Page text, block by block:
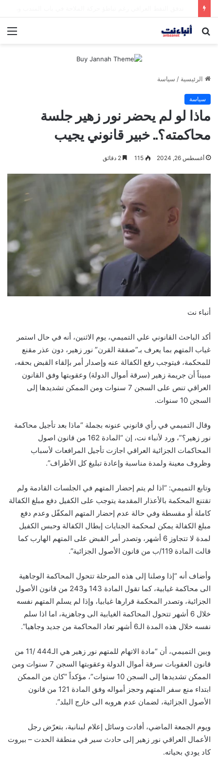
بحث
الرئيسية / سياسة
سياسة
ماذا لو لم يحضر نور زهير جلسة
محاكمته؟.. خبير قانوني يجيب
أغسطس 26, 2024 115
أنباء نت
أكد الباحث القانوني علي التميمي، يوم الاثنين، أنه في حال استمر
غياب المتهم بما يعرف بـ”صفقة القرن” نور زهير، دون عذر مقنع
للمحكمة، فيتوجب رفع الكفالة عنه وإصدار أمر بإلقاء القبض بحقه،
مبيناً أن جريمة زهير (سرقة أموال الدولة) وعقوبتها وفق القانون
العراقي تنص على السجن 7 سنوات ومن الممكن تشديدها إلى
السجن 10 سنوات.
وقال التميمي في رأي قانوني عنونه بجملة “ماذا بعد تأجيل محاكمة
نور زهير؟”، ورد لأنباء نت، إن “المادة 162 من قانون اصول
المحاكمات الجزائية العراقي اجازت تأجيل المرافعات لأسباب
وظروف معينة ولمدة مناسبة وإعادة تبليغ كل الأطراف”.
وتابع التميمي: “اذا لم يتم إحضار المتهم في الجلسات القادمة ولم
تقتنع المحكمة بالأعذار المقدمة يتوجب على الكفيل دفع مبلغ الكفالة
كاملة أو مقسطة وفي حالة عدم إحضار المتهم المكفّل وعدم دفع
مبلغ الكفالة يمكن لمحكمة الجنايات إبطال الكفالة وحبس الكفيل
لمدة لا تتجاوز 6 أشهر، وتصدر أمر القبض على المتهم الهارب كما
قالت المادة 119/ب من قانون الأصول الجزائية”.
وأضاف أنه “إذا وصلنا إلى هذه المرحلة تتحول المحاكمة الوجاهية
الى محاكمة غيابية، كما تقول المادة 143 و243 من قانون الأصول
الجزائية، وتصدر المحكمة قرارها غيابيا، وإذا لم يسلم المتهم نفسه
خلال 6 أشهر تتحول المحاكمة الغيابية الى وجاهزية، اما اذا سلم
نفسه خلال هذه المدة الـ6 أشهر تعاد المحاكمة من جديد وجاهيا”.
وبين التميمي، أن “مادة الاتهام للمتهم نور زهير هي الـ444 /11 من
قانون العقوبات سرقة أموال الدولة وعقوبتها السجن 7 سنوات ومن
الممكن تشديدها إلى السجن 10 سنوات”، مؤكداً “كان من الممكن
ابتداء منع سفر المتهم وحجز أمواله وفق المادة 121 من قانون
الأصول الجزائية، لضمان عدم هروبه الى خارج البلد”.
ويوم الجمعة الماضي، أفادت وسائل إعلام لبنانية، بتعرّض رجل
الأعمال العراقي نور زهير إلى حادث سير في منطقة الحدت – بيروت
كاد يودي بحياته.